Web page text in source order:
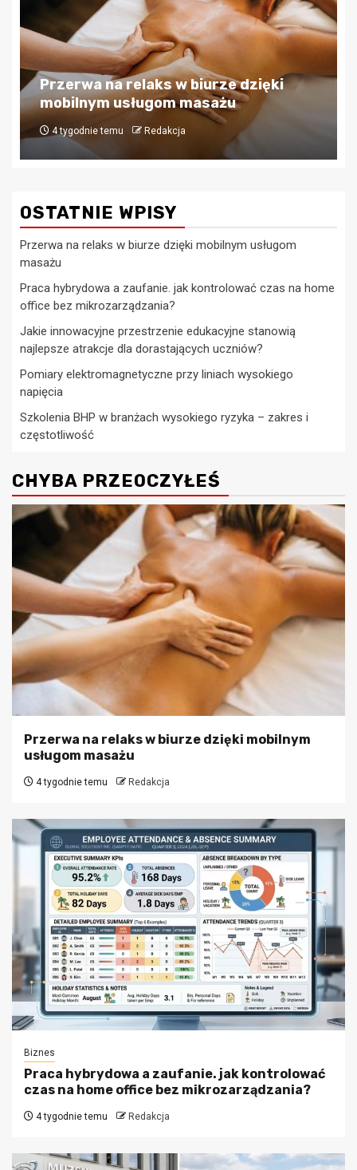
dzięki
Biznes
Praca hybrydowa a
kontrolować czas na home
mikrozarządzania?
4 tygodnie temu
OSTATNIE WPISY
Przerwa na relaks w biurze dzięki mobilnym usługom
masażu
Praca hybrydowa a zaufanie. jak kontrolować czas na home
office bez mikrozarządzania?
Jakie innowacyjne przestrzenie edukacyjne stanowią
najlepsze atrakcje dla dorastających uczniów?
Pomiary elektromagnetyczne przy liniach wysokiego
napięcia
Szkolenia BHP w branżach wysokiego ryzyka – zakres i
częstotliwość
CHYBA PRZEOCZYŁEŚ
Przerwa na relaks w biurze dzięki mobilnym
usługom masażu
4 tygodnie temu Redakcja
Biznes
Praca hybrydowa a zaufanie. jak kontrolować
czas na home office bez mikrozarządzania?
4 tygodnie temu Redakcja